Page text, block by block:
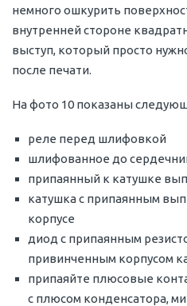
немного ошкурить
внутренней стороне
выступ, который просто
после печати.
На фото 10 показаны
реле перед шлифовкой
шлифованное до
припаянный к катушке
катушка с припаянным
корпусе
диод с припаянным
привинченным корпусом
припаяйте плюсовые
с плюсом конденсатора,